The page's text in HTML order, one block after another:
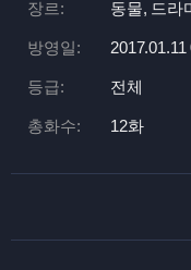
장르: 동물, 드라
방영일: 2017.01.11
등급: 전체
총화수: 12화